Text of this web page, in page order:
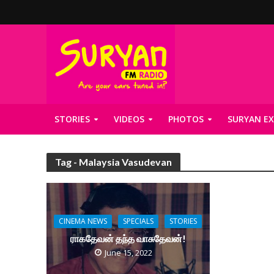
STORIES VIDEOS PHOTOS SURYAN
Tag - Malaysia Vasudevan
CINEMA NEWS SPECIALS STORIES
ராகதேவன் தந்த வாசுதேவன்!
June 15, 2022